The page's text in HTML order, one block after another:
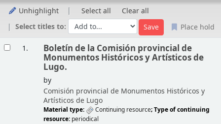
Unhighlight Select all
Clear all
Select titles to:
Place hold
1. Boletín de la Comisión provincial de
Monumentos Históricos y Artísticos de
Lugo.
by
Comisión provincial de Monumentos Históricos y
Artísticos de Lugo
Material type: Continuing resource; Type of continuing
resource: periodical